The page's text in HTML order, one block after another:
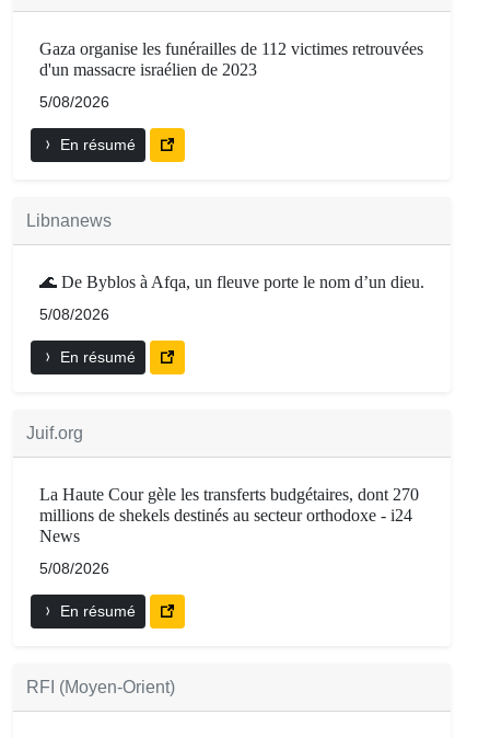
Gaza organise les funérailles de 112 victimes retrouvées
d'un massacre israélien de 2023
5/08/2026
En résumé
Libnanews
🌊 De Byblos à Afqa, un fleuve porte le nom d’un dieu.
5/08/2026
En résumé
Juif.org
La Haute Cour gèle les transferts budgétaires, dont 270
millions de shekels destinés au secteur orthodoxe - i24
News
5/08/2026
En résumé
RFI (Moyen-Orient)